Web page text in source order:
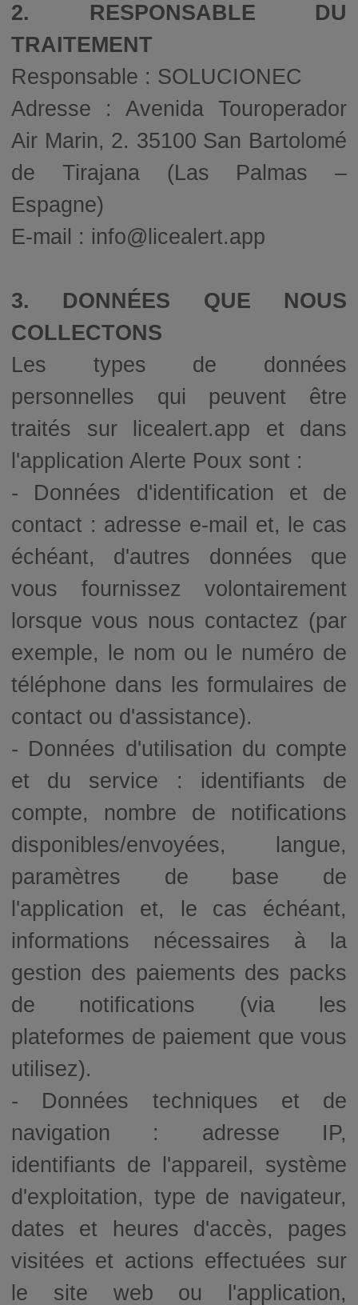
2. RESPONSABLE DU
TRAITEMENT
Responsable : SOLUCIONEC
Adresse : Avenida Touroperador
Air Marin, 2. 35100 San Bartolomé
de Tirajana (Las Palmas –
Espagne)
E-mail : info@licealert.app
3. DONNÉES QUE NOUS
COLLECTONS
Les types de données
personnelles qui peuvent être
traités sur licealert.app et dans
l'application Alerte Poux sont :
- Données d'identification et de
contact : adresse e-mail et, le cas
échéant, d'autres données que
vous fournissez volontairement
lorsque vous nous contactez (par
exemple, le nom ou le numéro de
téléphone dans les formulaires de
contact ou d'assistance).
- Données d'utilisation du compte
et du service : identifiants de
compte, nombre de notifications
disponibles/envoyées, langue,
paramètres de base de
l'application et, le cas échéant,
informations nécessaires à la
gestion des paiements des packs
de notifications (via les
plateformes de paiement que vous
utilisez).
- Données techniques et de
navigation : adresse IP,
identifiants de l'appareil, système
d'exploitation, type de navigateur,
dates et heures d'accès, pages
visitées et actions effectuées sur
le site web ou l'application,